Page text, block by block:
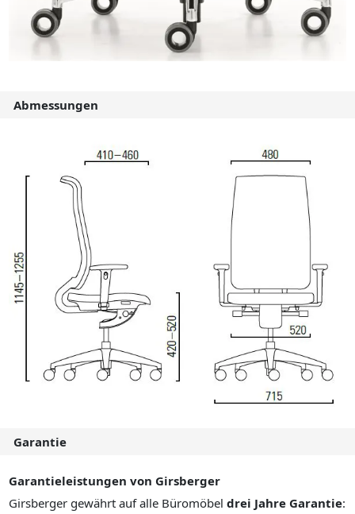
Abmessungen
Garantie
Garantieleistungen von Girsberger
Girsberger gewährt auf alle Büromöbeldrei Jahre Garantie: